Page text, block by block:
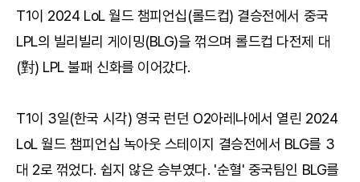
T1이 2024 LoL 월드 챔피언십(롤드컵) 결승전에서 중국
LPL의 빌리빌리 게이밍(BLG)을 꺾으며 롤드컵 다전제 대
(對) LPL 불패 신화를 이어갔다.
T1이 3일(한국 시각) 영국 런던 O2아레나에서 열린 2024
LoL 월드 챔피언십 녹아웃 스테이지 결승전에서 BLG를 3
대 2로 꺾었다. 쉽지 않은 승부였다. '순혈' 중국팀인 BLG를